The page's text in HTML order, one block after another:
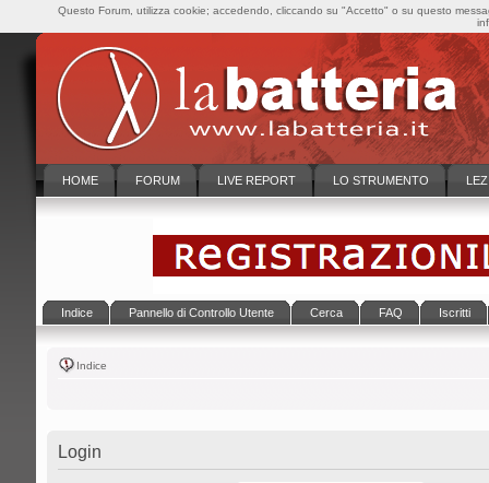
HOME FORUM LIVE REPORT LO STRUMENTO
Indice Pannello di Controllo Utente Cerca FAQ Iscritti
Indice
Login
Questo Forum, utilizza cookie; accedendo, cliccando su "Accetto" o su questo